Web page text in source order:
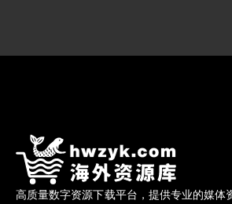
高质量数字资源下载平台，提供专业的媒体